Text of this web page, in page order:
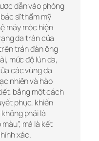
dẫn vào phòng
sĩ thẩm mỹ
máy móc hiện
da trán của
trán đàn ông
mức độ lún da,
các vùng da
nhiên và hào
bằng một cách
phục, khiến
phải là
mà là kết
xác.